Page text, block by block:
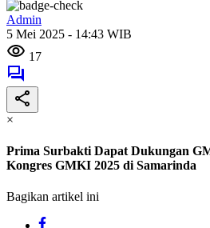
Admin
5 Mei 2025 - 14:43 WIB
17
×
Prima Surbakti Dapat Dukungan
Kongres GMKI 2025 di Samarinda
Bagikan artikel ini